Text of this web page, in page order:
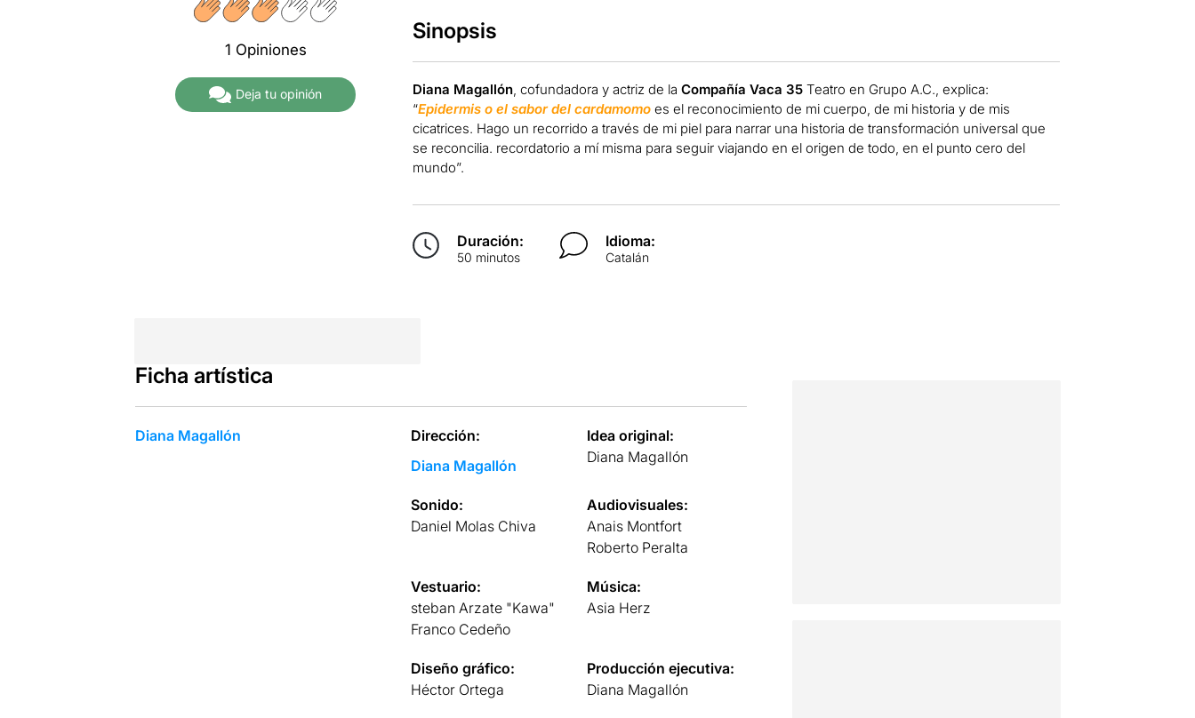
1 Opiniones
Deja tu opinión
Sinopsis
Diana Magallón, cofundadora y actriz de la Compañía Vaca 35Teatro en Grupo A.C., explica:
“Epidermis o el sabor del cardamomoes el reconocimiento de mi cuerpo, de mi historia y de mis
cicatrices. Hago un recorrido a través de mi piel para narrar una historia de transformación universal que
se reconcilia. recordatorio a mí misma para seguir viajando en el origen de todo, en el punto cero del
mundo”.
Duración:
50 minutos
Idioma:
Catalán
Ficha artística
Diana Magallón
Dirección:
Diana Magallón
Idea original:
Diana Magallón
Sonido:
Daniel Molas Chiva
Audiovisuales:
Anais Montfort
Roberto Peralta
Vestuario:
steban Arzate "Kawa"
Franco Cedeño
Música:
Asia Herz
Diseño gráfico:
Héctor Ortega
Producción ejecutiva:
Diana Magallón